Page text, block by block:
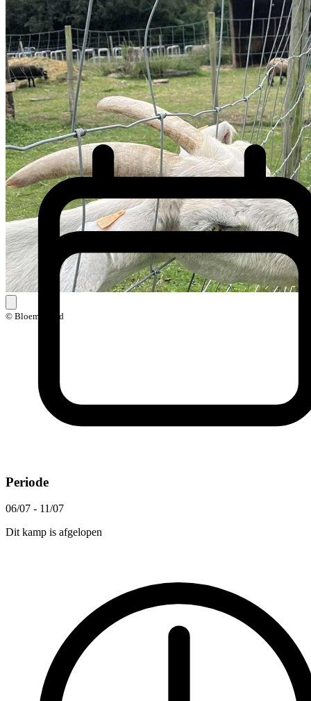
© Bloemenstad
Periode
06/07 - 11/07
Dit kamp is afgelopen